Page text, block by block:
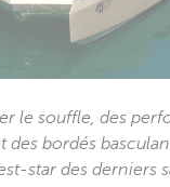
le souffle, des
bordés
star des derniers